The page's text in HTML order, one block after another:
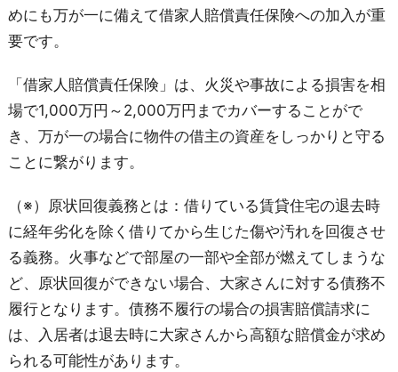
めにも万が一に備えて借家人賠償責任保険への加入が重
要です。
「借家人賠償責任保険」は、火災や事故による損害を相
場で1,000万円～2,000万円までカバーすることがで
き、万が一の場合に物件の借主の資産をしっかりと守る
ことに繋がります。
（※）原状回復義務とは：借りている賃貸住宅の退去時
に経年劣化を除く借りてから生じた傷や汚れを回復させ
る義務。火事などで部屋の一部や全部が燃えてしまうな
ど、原状回復ができない場合、大家さんに対する債務不
履行となります。債務不履行の場合の損害賠償請求に
は、入居者は退去時に大家さんから高額な賠償金が求め
られる可能性があります。